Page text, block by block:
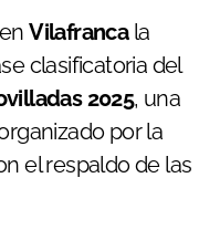
enVilafrancala
clasificatoria del
2025, una
por la
el respaldo de las